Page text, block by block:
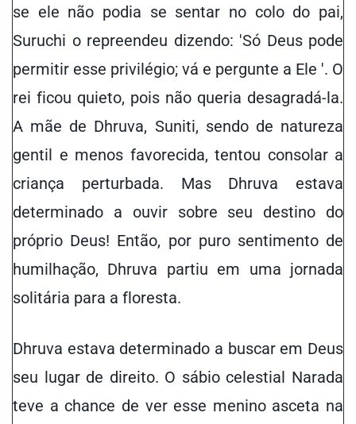
se ele não podia se sentar no colo do pai,
Suruchi o repreendeu dizendo: 'Só Deus pode
permitir esse privilégio; vá e pergunte a Ele '. O
rei ficou quieto, pois não queria desagradá-la.
A mãe de Dhruva, Suniti, sendo de natureza
gentil e menos favorecida, tentou consolar a
criança perturbada. Mas Dhruva estava
determinado a ouvir sobre seu destino do
próprio Deus! Então, por puro sentimento de
humilhação, Dhruva partiu em uma jornada
solitária para a floresta.
Dhruva estava determinado a buscar em Deus
seu lugar de direito. O sábio celestial Narada
teve a chance de ver esse menino asceta na